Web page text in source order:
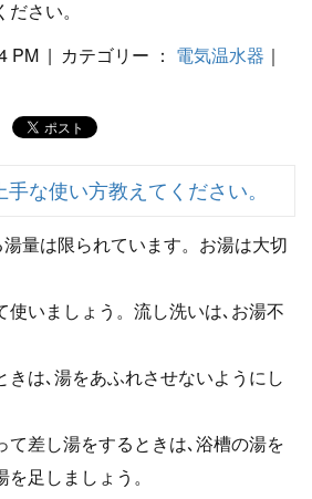
さい。
| カテゴリー ： 電気温水器 ｜
手な使い方教えてください。
量は限られています。お湯は大切
使いましょう。流し洗いは､お湯不
きは､湯をあふれさせないようにし
て差し湯をするときは､浴槽の湯を
足しましょう。